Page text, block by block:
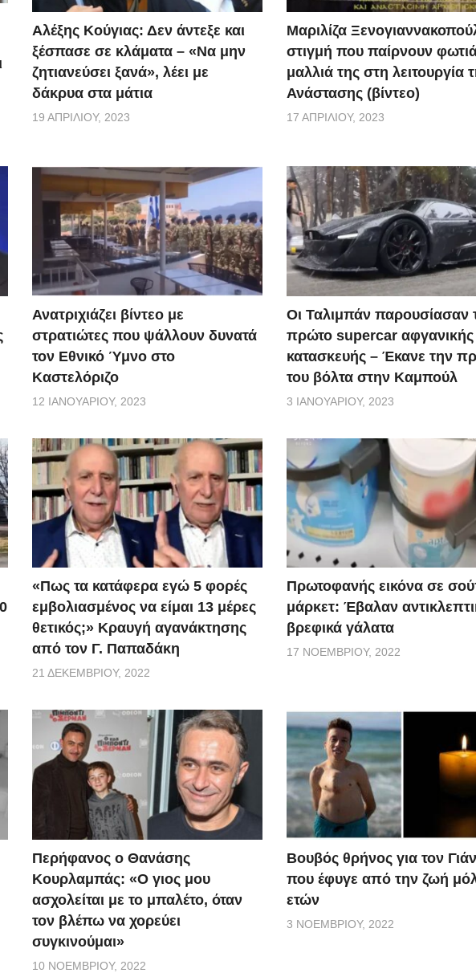
νωρίς να γνωρίζουμε τις επιπτώσεις της Covid-19 στο ανθρώπινο
είναι σημαντικό αν κάποιος νιώθει δύσπνοια αφότου θεραπευτεί, να
Αλέξης Κούγιας: Δεν άντεξε και
ξέσπασε σε κλάματα – «Να μην
ζητιανεύσει ξανά», λέει με
δάκρυα στα μάτια
19 ΑΠΡΙΛΊΟΥ, 2023
Μαριλίζα
στιγμή που παίρνουν
μαλλιά της στη λειτουργία
Ανάστασης (βίντεο)
17 ΑΠΡΙΛΊΟΥ, 2023
Ανατριχιάζει βίντεο με
στρατιώτες που ψάλλουν δυνατά
τον Εθνικό Ύμνο στο
Καστελόριζο
12 ΙΑΝΟΥΑΡΊΟΥ, 2023
Οι Ταλιμπάν παρουσίασαν
πρώτο supercar αφγανικής
κατασκευής – Έκανε την
του βόλτα στην Καμπούλ
3 ΙΑΝΟΥΑΡΊΟΥ, 2023
«Πως τα κατάφερα εγώ 5 φορές
εμβoλιασμένος να είμαι 13 μέρες
θετικός;» Κραυγή αγανάκτησης
από τον Γ. Παπαδάκη
21 ΔΕΚΕΜΒΡΊΟΥ, 2022
Πρωτοφανής εικόνα σε
μάρκετ: Έβαλαν
βρεφικά γάλατα
17 ΝΟΕΜΒΡΊΟΥ, 2022
Περήφανος ο Θανάσης
Κουρλαμπάς: «Ο γιος μου
ασχολείται με το μπαλέτο, όταν
τον βλέπω να χορεύει
συγκινούμαι»
10 ΝΟΕΜΒΡΊΟΥ, 2022
Βουβός θρήνος για τον
που έφυγε από την ζωή
ετών
3 ΝΟΕΜΒΡΊΟΥ, 2022